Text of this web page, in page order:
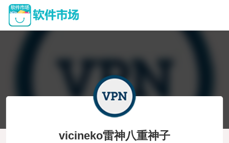
vicineko雷神八重神子